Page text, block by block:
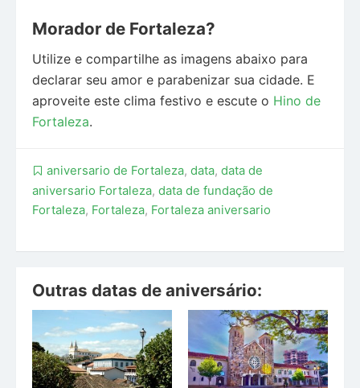
Morador de Fortaleza?
Utilize e compartilhe as imagens abaixo para
declarar seu amor e parabenizar sua cidade. E
aproveite este clima festivo e escute o Hino de
Fortaleza.
aniversario de Fortaleza, data, data de
aniversario Fortaleza, data de fundação de
Fortaleza, Fortaleza, Fortaleza aniversario
Outras datas de aniversário: